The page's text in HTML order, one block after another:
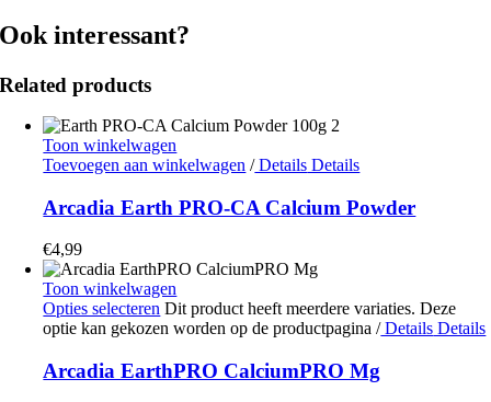
Ook interessant?
Related products
Toon winkelwagen
Toevoegen aan winkelwagen /Details Details
Arcadia Earth PRO-CA Calcium Powder
€4,99
Toon winkelwagen
Opties selecteren Dit product heeft meerdere variaties. Deze
optie kan gekozen worden op de productpagina/Details Details
Arcadia EarthPRO CalciumPRO Mg